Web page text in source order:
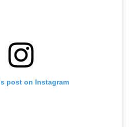
post on Instagram